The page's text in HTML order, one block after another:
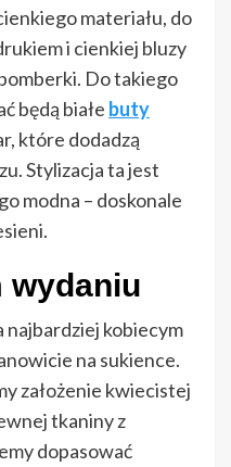
materiału, do
i cienkiej bluzy
Do takiego
będą białe buty
które dodadzą
Stylizacja ta jest
modna – doskonale
wydaniu
najbardziej kobiecym
na sukience.
założenie kwiecistej
tkaniny z
dopasować